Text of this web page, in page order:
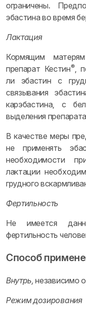
ограничены.
эбастина во время
Лактация
Кормящим
препарат Кестин®,
ли эбастин с
связывания
карэбастина, с
выделения
В качестве меры
не применять
необходимости
лактации
грудного
Фертильность
Не имеется
фертильность
Способ
Внутрь, независимо
Режим дозирования